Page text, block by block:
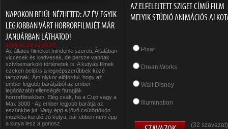
NAPOKON BELÜL NÉZHETED: AZ ÉV EGYIK
LEGJOBBAN VÁRT HORRORFILMJÉT MÁR
JANUÁRBAN LÁTHATOD!
2026-01-20 12:45:27
Az állatos filmeket mindenki szereti. Általában
viccesek és kedvesek, de persze vannak
szívbemarkoló történetek is. A kutyás filmek
ezeken belül is a legnépszerűbbek közé
tartoznak. Ám olykor előfordul, hogy az
ember legjobb barátjából az ember
legádázabb ellenségét faragják
horrorfilmekben. Elég csak, ha a Cujo vagy a
Max 3000 - Az ember legjobb barátja az
eszünkbe jut. Vagy épp a jövő csütörtökön
mozikba kerülő Jó kutya, bár ebben nem épp
a kutya lesz a gonosz.
AZ ELFELEJTETT SZIGET CÍMŰ FILM
MELYIK STÚDIÓ ANIMÁCIÓS
Pixar
DreamWorks
Walt Disney
Illumination
(32 szavazat)